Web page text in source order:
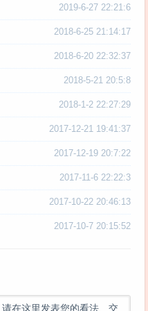
2019-6-27 22:21:6
2018-6-25 21:14:17
2018-6-20 22:32:37
2018-5-21 20:5:8
2018-1-2 22:27:29
2017-12-21 19:41:37
2017-12-19 20:7:22
2017-11-6 22:22:3
2017-10-22 20:46:13
2017-10-7 20:15:52
在这里发表您的看法、交